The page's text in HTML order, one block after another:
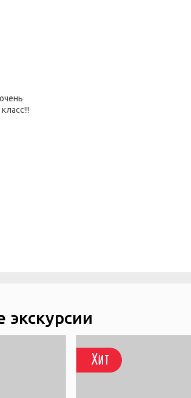
Хит